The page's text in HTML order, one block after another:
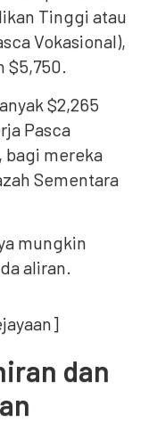
Tinggi atau
Vokasional),
$5,750.
$2,265
Pasca
bagi mereka
Sementara
mungkin
aliran.
dan